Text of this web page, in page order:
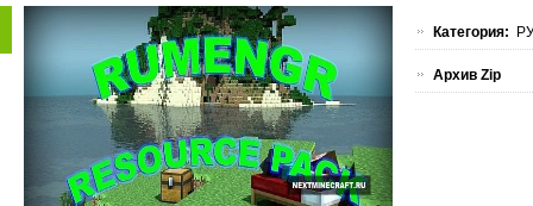
Категория:
Архив Zip